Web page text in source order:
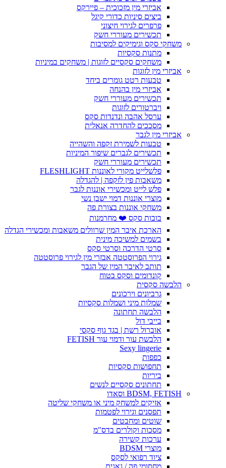
אביזרי מין מזכוכית – פיירקס
ביצים סיניות כדורי קיגל
פרפרים לגירוי חיצוני
תכשירים מעוררי חשק
משחקי סקס וגימיקים למסיבות
מתנות סקסיות
משחקים סקסיים לזוגות | משחקים במיניות
אביזרי מין לזוגות
טבעות רטט גומרים ביחד
אביזרי מין בהנחה
תכשירים מעוררי חשק
ויברטורים לזוגות
ערסל אהבה ונדנדות סקס
מסככים להחדרה אנאלית
אביזרי מין לגבר
טבעות לשמירת זקפה והשהייה
תכשירים לגברים שיפור המיניות
תכשירים מעוררי חשק
פלשלייט מקורי לאוננות FLESHLIGHT
משאבות פין לזקפה | להגדלה
פלש לייט ומכשירי אוננות לגבר
מוצרי אוננות דמוי ישבן נשי
משחקי אוננות בצורת פה
בובות סקס ❤️ מחרמנות
הארכת איבר המין שרוולים משאבות ומכשירי הגדלה
בשמים למשיכה מינית
סרטי הדרכה וסרטי סקס
גירוי הפרוסטטה אבזרי מין לגירוי פרוסטטה
תותב לאיבר המין של הגבר
קונדומים וסקס בטוח
הלבשה סקסית
גרביונים וירכונים
שמלות מיני ושמלות סקסיות
הלבשה תחתונה
בייבי דול
אוברול רשת | בגד גוף סקסי
הלבשת עור ודמוי עור FETISH
Sexy lingerie
כפפות
תחפושות סקסיות
ביריות
תחתונים סקסיים לנשים
BDSM, FETISH וסאדו
אזיקים למשחק מיני או משחקי שליטה
תפסנים וגירוי לפטמות
שוטים ומחבטים
מסכות וקולרים בדס"מ
ערכות קשירה
מוצרי BDSM
ציוד רפואי לסקס
מחסומי פה / גאגים